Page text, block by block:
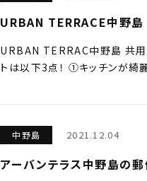
URBAN TERRACE中野
URBAN TERRAC中野島 共用
トは以下3点！ ①キッチンが
中野島 2021.12.04
アーバンテラス中野島の郵